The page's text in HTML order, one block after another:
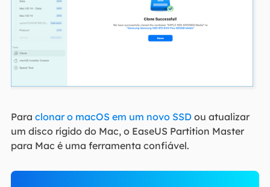
Para clonar o macOS em um novo SSDou atualizar
um disco rígido do Mac, o EaseUS Partition Master
para Mac é uma ferramenta confiável.